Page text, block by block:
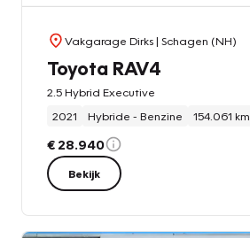
Vakgarage Dirks| Schagen (NH)
Toyota RAV4
2.5 Hybrid Executive
2021
Hybride - Benzine 154.061 km
€ 28.940
Bekijk